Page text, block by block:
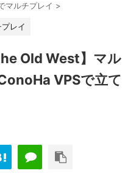
ルチプレイ >
レイ
Old West】マル
VPSで立て